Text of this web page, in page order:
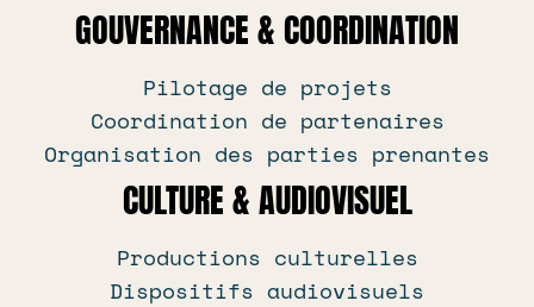
GOUVERNANCE & COORDINATION
Pilotage de projets
Coordination de partenaires
Organisation des parties prenantes
CULTURE & AUDIOVISUEL
Productions culturelles
Dispositifs audiovisuels